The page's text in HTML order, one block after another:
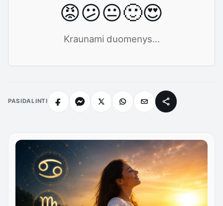
😡😕😐🙂😍
Kraunami duomenys...
PASIDALINTI